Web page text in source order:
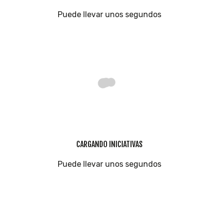
Puede llevar unos segundos
CARGANDO INICIATIVAS
Puede llevar unos segundos